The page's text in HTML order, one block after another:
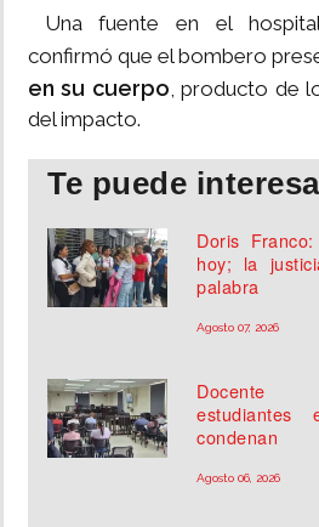
Una fuente en el
confirmó que el bombero
en su cuerpo, producto de
del impacto.
Te puede
Doris
hoy; la
palabra
Agosto 07, 2026
Docente
condenan
Agosto 06, 2026